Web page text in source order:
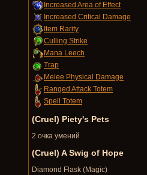
Increased Area of Effect
Increased Critical Damage
Item Rarity
Culling Strike
Mana Leech
Trap
Melee Physical Damage
Ranged Attack Totem
Spell Totem
(Cruel) Piety's Pets
2 очка умений
(Cruel) A Swig of Hope
Diamond Flask (Magic)